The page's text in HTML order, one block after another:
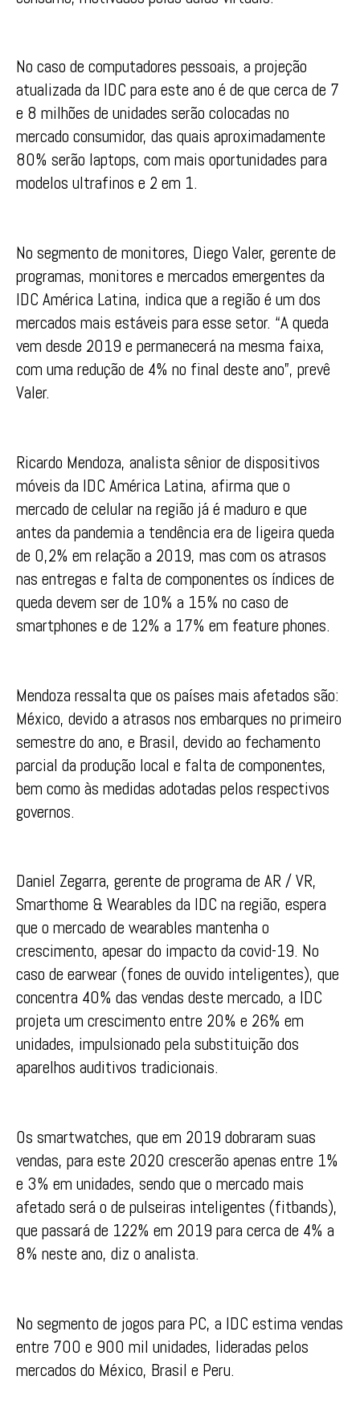
No caso de computadores pessoais, a projeção
atualizada da IDC para este ano é de que cerca de 7
e 8 milhões de unidades serão colocadas no
mercado consumidor, das quais aproximadamente
80% serão laptops, com mais oportunidades para
modelos ultrafinos e 2 em 1.
No segmento de monitores, Diego Valer, gerente de
programas, monitores e mercados emergentes da
IDC América Latina, indica que a região é um dos
mercados mais estáveis para esse setor. “A queda
vem desde 2019 e permanecerá na mesma faixa,
com uma redução de 4% no final deste ano”, prevê
Valer.
Ricardo Mendoza, analista sênior de dispositivos
móveis da IDC América Latina, afirma que o
mercado de celular na região já é maduro e que
antes da pandemia a tendência era de ligeira queda
de 0,2% em relação a 2019, mas com os atrasos
nas entregas e falta de componentes os índices de
queda devem ser de 10% a 15% no caso de
smartphones e de 12% a 17% em feature phones.
Mendoza ressalta que os países mais afetados são:
México, devido a atrasos nos embarques no primeiro
semestre do ano, e Brasil, devido ao fechamento
parcial da produção local e falta de componentes,
bem como às medidas adotadas pelos respectivos
governos.
Daniel Zegarra, gerente de programa de AR / VR,
Smarthome & Wearables da IDC na região, espera
que o mercado de wearables mantenha o
crescimento, apesar do impacto da covid-19. No
caso de earwear (fones de ouvido inteligentes), que
concentra 40% das vendas deste mercado, a IDC
projeta um crescimento entre 20% e 26% em
unidades, impulsionado pela substituição dos
aparelhos auditivos tradicionais.
Os smartwatches, que em 2019 dobraram suas
vendas, para este 2020 crescerão apenas entre 1%
e 3% em unidades, sendo que o mercado mais
afetado será o de pulseiras inteligentes (fitbands),
que passará de 122% em 2019 para cerca de 4% a
8% neste ano, diz o analista.
No segmento de jogos para PC, a IDC estima vendas
entre 700 e 900 mil unidades, lideradas pelos
mercados do México, Brasil e Peru.